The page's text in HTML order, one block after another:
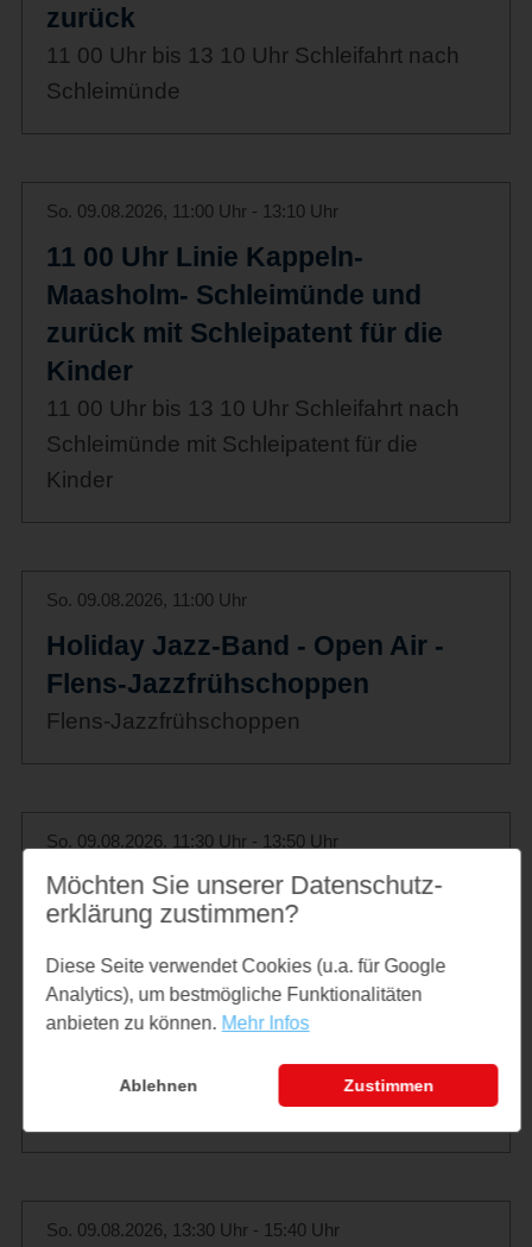
zurück
11 00 Uhr bis 13 10 Uhr Schleifahrt nach
Schleimünde
So. 09.08.2026, 11:00 Uhr - 13:10 Uhr
11 00 Uhr Linie Kappeln-
Maasholm- Schleimünde und
zurück mit Schleipatent für die
Kinder
11 00 Uhr bis 13 10 Uhr Schleifahrt nach
Schleimünde mit Schleipatent für die
Kinder
So. 09.08.2026, 11:00 Uhr
Holiday Jazz-Band - Open Air -
Flens-Jazzfrühschoppen
Flens-Jazzfrühschoppen
So. 09.08.2026, 11:30 Uhr - 13:50 Uhr
11:30 h Raddampfer Schlei
Princess - Linie Kappeln -
Maasholm - Schleimünde
(Landgang) und zurück
11:30 h Raddampfer Schlei Princess -
Linie Kappeln - Maasholm - Schleimünde
(Landgang) - Maasholm und zurück
So. 09.08.2026, 13:30 Uhr - 15:40 Uhr
Möchten Sie unserer Datenschutz­
erklärung zustimmen?
Diese Seite verwendet Cookies (u.a. für Google
Analytics), um bestmögliche Funktionalitäten
anbieten zu können. Mehr Infos
Ablehnen Zustimmen